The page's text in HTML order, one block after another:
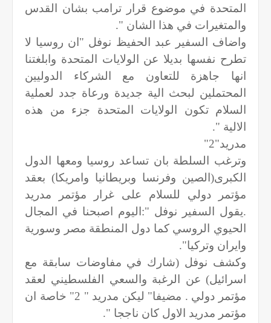
المتحدة في موضوع قرار ترامب بشان القدس
والمتغيرات في هذا الشان ".
واضاف السفير عبد الحفيظ نوفل "ان روسيا لا
تطرح نفسها بديلا عن الولايات المتحدة وابلغتنا
انها جاهزة للتعاون مع الشركاء الدوليين
المحتملين لبحث الية جديدة ورعاة جدد لعملية
السلام تكون الولايات المتحدة جزء من هذه
الالية ".
مدريد"2"
وترغب السلطة بان تساعد روسيا ومعها الدول
الكبرى(الصين وفرنسا وبريطانيا وامريكا) بعقد
مؤتمر دولي للسلام على غرار مؤتمر مدريد
.يقول السفير نوفل ":اليوم اصبحنا في المجال
الحيوي الروسي كما دول المنطقة مصر وسورية
وايران وتركيا".
وكشف نوفل (شارك في مفاوضات سابقة مع
اسرائيل) عن الرغبة والسعي الفلسطيني لعقد
مؤتمر دولي . مضيفا" ليكن مدريد " 2" خاصة ان
مؤتمر مدريد الاول كان ناججا ".